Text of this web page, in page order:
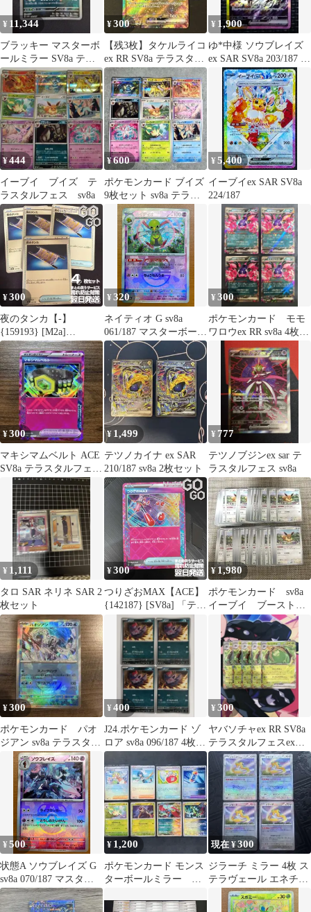
¥ 11,344
ブラッキー マスターボ
ールミラー SV8a テラ
スタルフェスex 092/187
¥300
【残3枚】タケルライコ
ex RR SV8a テラスタル
フェスex 124/187
¥ 1,900
ゆ*中様 ソウブレイズ
ex SAR SV8a 203/187 テ
ラスタルフェスe
¥444
イーブイ ブイズ テ
ラスタルフェス sv8a
¥600
ポケモンカード ブイズ
9枚セット sv8a テラス
タルフェス
¥5,400
イーブイex SAR SV8a
224/187
¥300
夜のタンカ【-】
{159193} [M2a]
{014021} [mBD]
{151187} [SV8a] 4枚セ
ット ハイクラスパック
「MEGAドリームex」
¥320
ネイティオ G sv8a
061/187 マスターボール
ミラー マスボ 状態A ★
ポケカ ポケモンカード
ゲーム
¥300
ポケモンカード モモ
ワロウex RR sv8a 4枚セ
ット 型番揃い
¥300
マキシマムベルト ACE
SV8a テラスタルフェス
ex 159/187
¥ 1,499
テツノカイナ ex SAR
210/187 sv8a 2枚セット
¥ 777
テツノブジンex sar テ
ラスタルフェス sv8a
¥ 1,111
タロ SAR ネリネ SAR 2
枚セット
¥300
つりざおMAX【ACE】
{142187} [SV8a] 「テラ
スタルフェスex」sv8a
¥1,980
ポケモンカード sv8a
イーブイ ブーストし
んか 100枚
¥300
ポケモンカード パオ
ジアン sv8a テラスタル
フェスex モンスターボ
ール
¥400
J24.ポケモンカード ゾ
ロア sv8a 096/187 4枚セ
ット
¥300
ヤバソチャex RR SV8a
テラスタルフェスex
019/187 5枚セット
¥500
状態A ソウブレイズ G
sv8a 070/187 マスター
ボールミラー マスボ ★
ポケカ ポケモンカード
¥ 1,200
ポケモンカード モンス
ターボールミラー
ット
現在 ¥300
ジラーチ ミラー 4枚 ス
テラヴェール エネチャ
ージ sv8a ねがいぼし